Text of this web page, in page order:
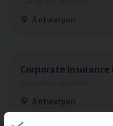
Antwerpen
Cor­po­ra­te
Antwerpen